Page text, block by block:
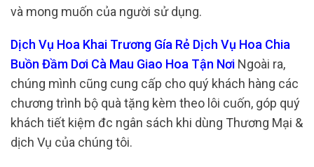
và mong muốn của người sử dụng.
Dịch Vụ Hoa Khai Trương Gía Rẻ Dịch Vụ Hoa Chia
Buồn Đầm Dơi Cà Mau Giao Hoa Tận Nơi Ngoài ra,
chúng mình cũng cung cấp cho quý khách hàng các
chương trình bộ quà tặng kèm theo lôi cuốn, góp quý
khách tiết kiệm đc ngân sách khi dùng Thương Mại &
dịch Vụ của chúng tôi.